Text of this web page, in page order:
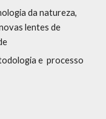
da natureza,
lentes de
e processo